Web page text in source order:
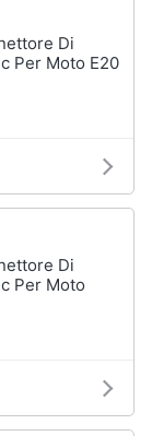
Di
Per Moto E20
Di
Per Moto